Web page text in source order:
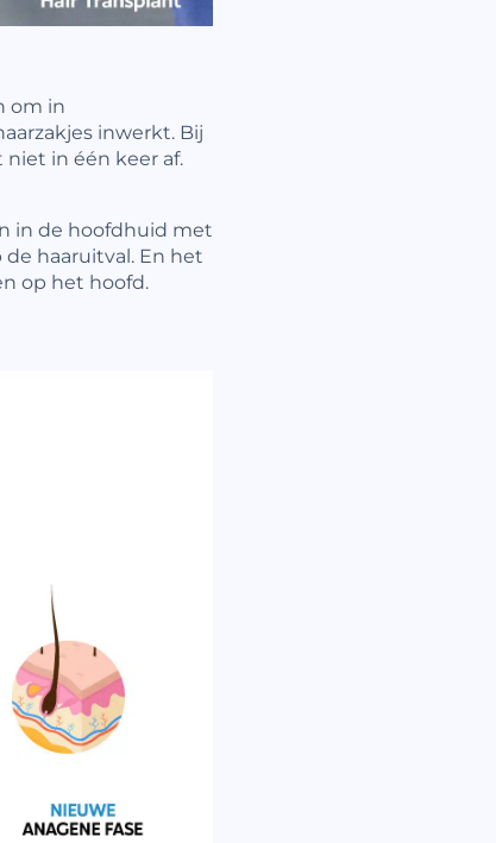
om in
inwerkt. Bij
in één keer af.
in de hoofdhuid met
haaruitval. En het
op het hoofd.